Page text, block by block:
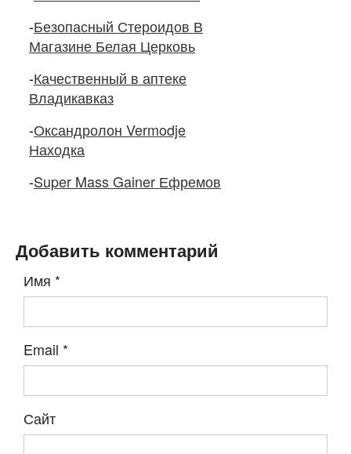
-Безопасный Стероидов В
Магазине Белая Церковь
-Качественный в аптеке
Владикавказ
-Оксандролон Vermodje
Находка
-Super Mass Gainer Ефремов
Добавить комментарий
Имя *
Email *
Сайт